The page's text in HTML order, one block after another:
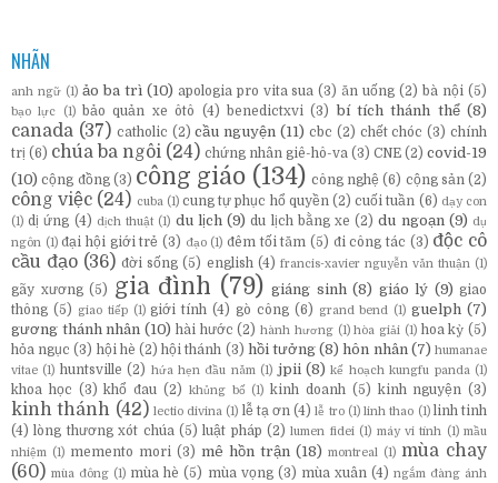
NHÃN
anh ngữ (1) ảo ba trì (10) apologia pro vita sua (3) ăn uống (2) bà nội (5)
bạo lực (1) bảo quản xe ôtô (4) benedictxvi (3) bí tích thánh thể (8)
canada (37) catholic (2) cầu nguyện (11) cbc (2) chết chóc (3) chính
trị (6) chúa ba ngôi (24) chứng nhân giê-hô-va (3) CNE (2) covid-19
(10) cộng đồng (3) công giáo (134) công nghệ (6) cộng sản (2)
công việc (24) cuba (1) cung tự phục hổ quyền (2) cuối tuần (6) dạy con
(1) dị ứng (4) dịch thuật (1) du lịch (9) du lịch bằng xe (2) du ngoạn (9) dụ
ngôn (1) đại hội giới trẻ (3) đạo (1) đêm tối tăm (5) đi công tác (3) độc cô
cầu đạo (36) đời sống (5) english (4) francis-xavier nguyễn văn thuận (1)
gãy xương (5) gia đình (79) giáng sinh (8) giáo lý (9) giao
thông (5) giao tiếp (1) giới tính (4) gò công (6) grand bend (1) guelph (7)
gương thánh nhân (10) hài hước (2) hành hương (1) hòa giải (1) hoa kỳ (5)
hỏa ngục (3) hội hè (2) hội thánh (3) hồi tưởng (8) hôn nhân (7) humanae
vitae (1) huntsville (2) hứa hẹn đầu năm (1) jpii (8) kế hoạch kungfu panda (1)
khoa học (3) khổ đau (2) khủng bố (1) kinh doanh (5) kinh nguyện (3)
kinh thánh (42) lectio divina (1) lễ tạ ơn (4) lễ tro (1) linh thao (1) linh tinh
(4) lòng thương xót chúa (5) luật pháp (2) lumen fidei (1) máy vi tính (1) mầu
nhiệm
(1) memento mori (3) mê hồn trận (18) montreal (1) mùa chay
(60) mùa đông (1) mùa hè (5) mùa vọng (3) mùa xuân (4) ngắm đàng ánh